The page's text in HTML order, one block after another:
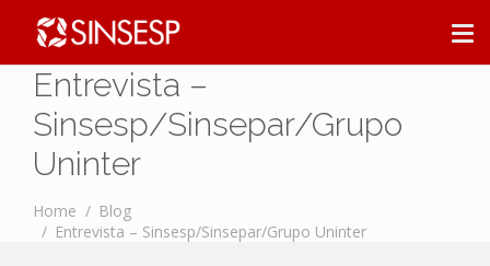
Entrevista –
Sinsesp/Sinsepar/Grupo
Uninter
Home
Blog
Entrevista – Sinsesp/Sinsepar/Grupo Uninter